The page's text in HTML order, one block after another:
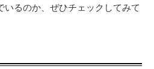
いるのか、ぜひチェックしてみて